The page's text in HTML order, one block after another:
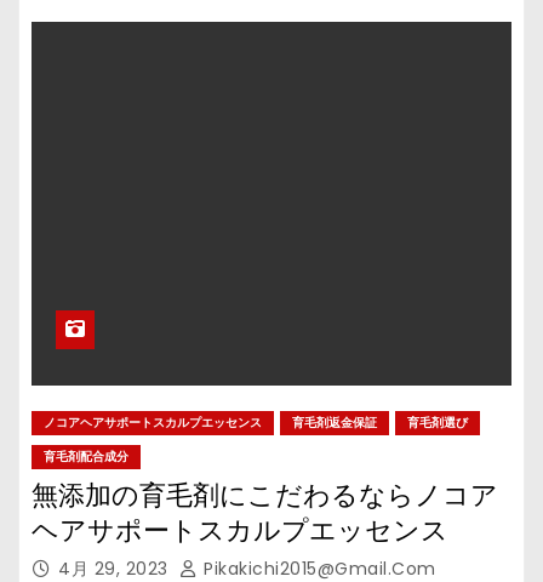
ノコアヘアサポートスカルプエッセンス 育毛剤返金保証
育毛剤選び
育毛剤配合成分
無添加の育毛剤にこだわるならノコア
ヘアサポートスカルプエッセンス
4月 29, 2023 Pikakichi2015@gmail.com